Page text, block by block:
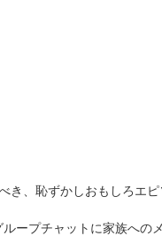
、恥ずかしおもしろエピ
ープチャットに家族への